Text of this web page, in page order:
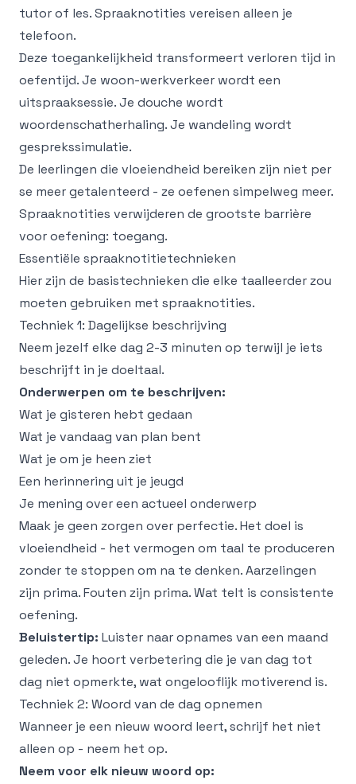
tutor of les. Spraaknotities vereisen alleen je
telefoon.
Deze toegankelijkheid transformeert verloren tijd in
oefentijd. Je woon-werkverkeer wordt een
uitspraaksessie. Je douche wordt
woordenschatherhaling. Je wandeling wordt
gesprekssimulatie.
De leerlingen die vloeiendheid bereiken zijn niet per
se meer getalenteerd - ze oefenen simpelweg meer.
Spraaknotities verwijderen de grootste barrière
voor oefening: toegang.
Essentiële spraaknotitietechnieken
Hier zijn de basistechnieken die elke taalleerder zou
moeten gebruiken met spraaknotities.
Techniek 1: Dagelijkse beschrijving
Neem jezelf elke dag 2-3 minuten op terwijl je iets
beschrijft in je doeltaal.
Onderwerpen om te beschrijven:
Wat je gisteren hebt gedaan
Wat je vandaag van plan bent
Wat je om je heen ziet
Een herinnering uit je jeugd
Je mening over een actueel onderwerp
Maak je geen zorgen over perfectie. Het doel is
vloeiendheid - het vermogen om taal te produceren
zonder te stoppen om na te denken. Aarzelingen
zijn prima. Fouten zijn prima. Wat telt is consistente
oefening.
Beluistertip: Luister naar opnames van een maand
geleden. Je hoort verbetering die je van dag tot
dag niet opmerkte, wat ongelooflijk motiverend is.
Techniek 2: Woord van de dag opnemen
Wanneer je een nieuw woord leert, schrijf het niet
alleen op - neem het op.
Neem voor elk nieuw woord op: